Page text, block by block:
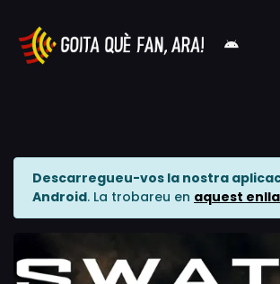
Descarregueu-vos la nostra
Android. La trobareu en aquest